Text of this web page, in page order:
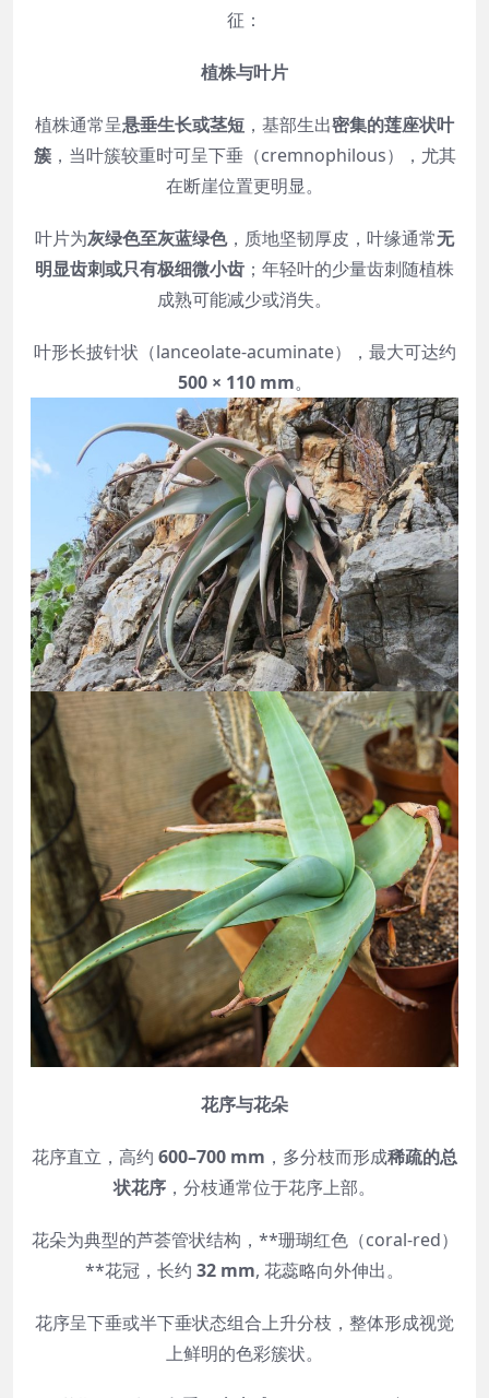
征：
植株与叶片
植株通常呈悬垂生长或茎短 ，基部生出密集的莲座状叶
簇，当叶簇较重时可呈下垂（cremnophilous），尤其
在断崖位置更明显。
叶片为灰绿色至灰蓝绿色，质地坚韧厚皮，叶缘通常无
明显齿刺或只有极细微小齿 ；年轻叶的少量齿刺随植株
成熟可能减少或消失。
叶形长披针状（lanceolate-acuminate），最大可达约
500 × 110 mm。
花序与花朵
花序直立，高约 600–700 mm ，多分枝而形成稀疏的总
状花序 ，分枝通常位于花序上部。
花朵为典型的芦荟管状结构，**珊瑚红色（coral-red）
**花冠，长约 32 mm, 花蕊略向外伸出。
花序呈下垂或半下垂状态组合上升分枝，整体形成视觉
上鲜明的色彩簇状。